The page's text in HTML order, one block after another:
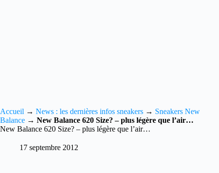
Accueil → News : les dernières infos sneakers → Sneakers New
Balance → New Balance 620 Size? – plus légère que l’air…
New Balance 620 Size? – plus légère que l’air…
17 septembre 2012